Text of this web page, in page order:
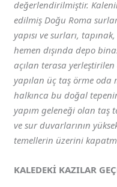
değerlendirilmiştir.
edilmiş Doğu Roma
yapısı ve surları,
hemen dışında depo
açılan terasa yerleştirilen
yapılan üç taş örme oda
halkınca bu doğal
yapım geleneği olan taş
ve sur duvarlarının
temellerin üzerini
KALEDEKİ KAZILAR